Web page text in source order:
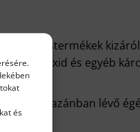
és
az égéstermékek
monoxid és egyéb
hogy a kazánban lévő